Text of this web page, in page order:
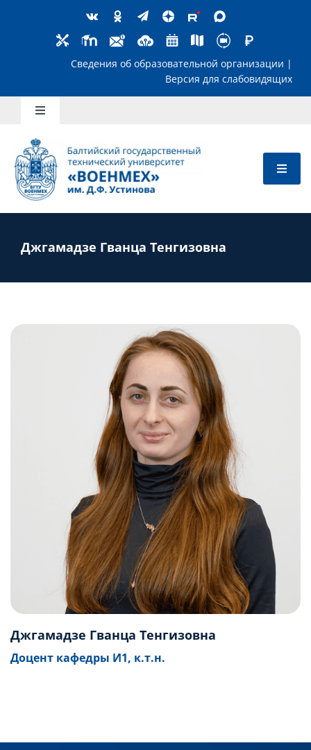
Сведения об образовательной
Toggle
Школьникам
Абитуриентам
Преподавателям
Слушателям
Джгамадзе Гванца Тенгизовна
Джгамадзе Гванца Тенгизовна
Доцент кафедры И1, к.т.н.